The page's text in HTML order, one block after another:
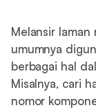
Melansir laman
umumnya
berbagai hal
Misalnya, cari
nomor